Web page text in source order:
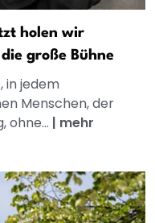
holen wir
große Bühne
in jedem
Menschen, der
ohne... | mehr